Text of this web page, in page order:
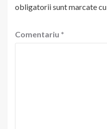
obligatorii sunt marcate cu
Comentariu *